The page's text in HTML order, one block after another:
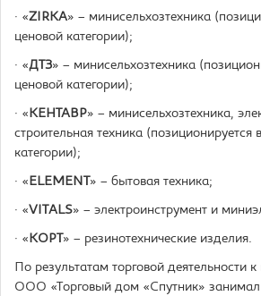
· «ZIRKA» – минисельхозтехника
ценовой категории);
· «ДТЗ» – минисельхозтехника
ценовой категории);
· «КЕНТАВР» – минисельхозтехника,
строительная техника (позиционируется
категории);
· «ELEMENT » – бытовая техника;
· «VITALS» – электроинструмент и
· «KOРT » – резинотехнические изделия.
По результатам торговой деятельности
ООО «Торговый дом «Спутник» занимал